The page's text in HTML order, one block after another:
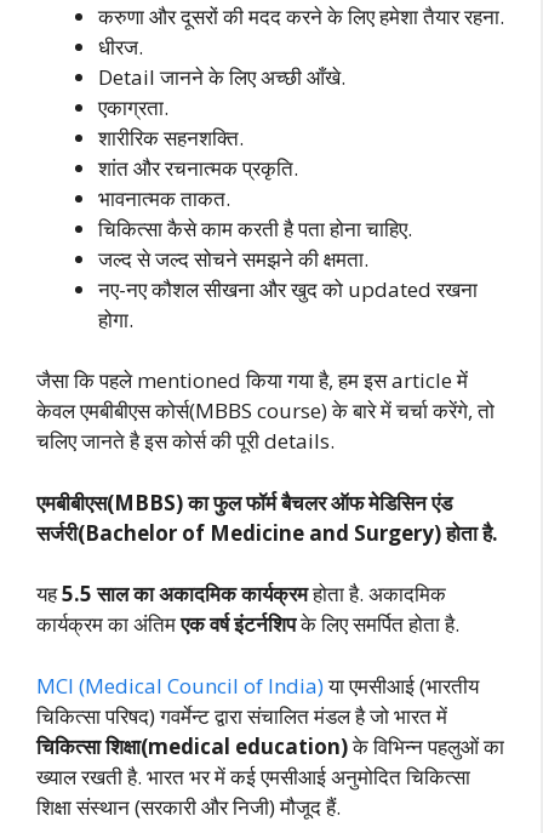
करुणा और दूसरों की मदद करने के लिए हमेशा तैयार रहना.
धीरज.
Detail जानने के लिए अच्छी आँखे.
एकाग्रता.
शारीरिक सहनशक्ति.
शांत और रचनात्मक प्रकृति.
भावनात्मक ताकत.
चिकित्सा कैसे काम करती है पता होना चाहिए.
जल्द से जल्द सोचने समझने की क्षमता.
नए-नए कौशल सीखना और खुद को updated रखना
होगा.
जैसा कि पहले mentioned किया गया है, हम इस article में
केवल एमबीबीएस कोर्स(MBBS course) के बारे में चर्चा करेंगे, तो
चलिए जानते है इस कोर्स की पूरी details.
एमबीबीएस(MBBS) का फुल फॉर्म बैचलर ऑफ मेडिसिन एंड
सर्जरी(Bachelor of Medicine and Surgery) होता है.
यह5.5 साल का अकादमिक कार्यक्रमहोता है. अकादमिक
कार्यक्रम का अंतिमएक वर्ष इंटर्नशिपके लिए समर्पित होता है.
MCI (Medical Council of India)या एमसीआई (भारतीय
चिकित्सा परिषद) गवर्मेन्ट द्वारा संचालित मंडल है जो भारत में
चिकित्सा शिक्षा(medical education)के विभिन्न पहलुओं का
ख्याल रखती है. भारत भर में कई एमसीआई अनुमोदित चिकित्सा
शिक्षा संस्थान (सरकारी और निजी) मौजूद हैं.